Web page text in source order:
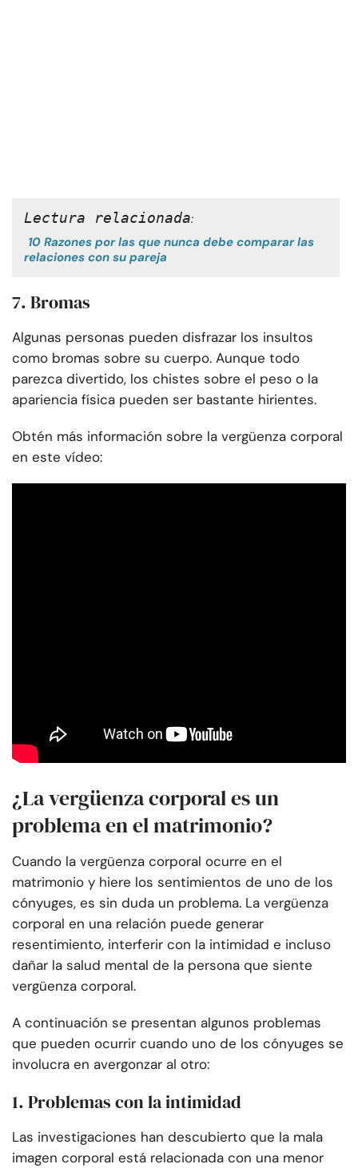
Lectura relacionada:
10 Razones por las que nunca debe comparar las
relaciones con su pareja
7. Bromas
Algunas personas pueden disfrazar los insultos
como bromas sobre su cuerpo. Aunque todo
parezca divertido, los chistes sobre el peso o la
apariencia física pueden ser bastante hirientes.
Obtén más información sobre la vergüenza corporal
en este vídeo:
¿La vergüenza corporal es un
problema en el matrimonio?
Cuando la vergüenza corporal ocurre en el
matrimonio y hiere los sentimientos de uno de los
cónyuges, es sin duda un problema. La vergüenza
corporal en una relación puede generar
resentimiento, interferir con la intimidad e incluso
dañar la salud mental de la persona que siente
vergüenza corporal.
A continuación se presentan algunos problemas
que pueden ocurrir cuando uno de los cónyuges se
involucra en avergonzar al otro:
1. Problemas con la intimidad
Las investigaciones han descubierto que la mala
imagen corporal está relacionada con una menor